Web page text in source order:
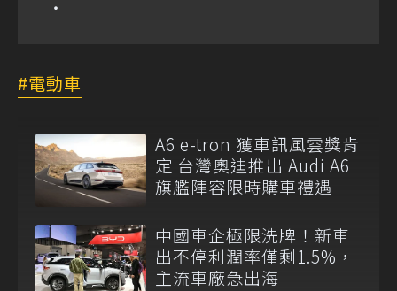
電動車
A6 e-tron 獲車訊風雲獎肯
定 台灣奧迪推出 Audi A6
旗艦陣容限時購車禮遇
中國車企極限洗牌！新車
出不停利潤率僅剩1.5%，
主流車廠急出海